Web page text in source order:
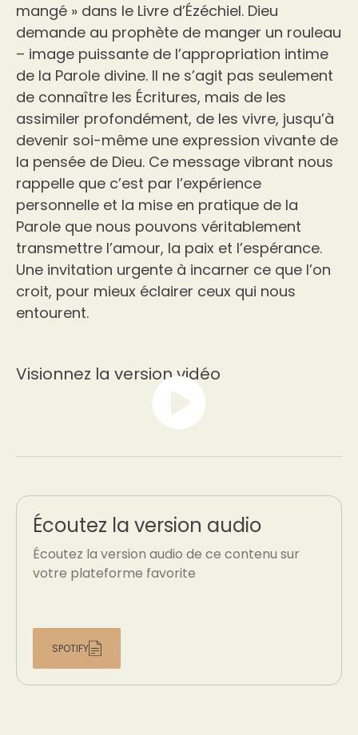
mangé » dans le Livre d’Ézéchiel. Dieu
demande au prophète de manger un rouleau
– image puissante de l’appropriation intime
de la Parole divine. Il ne s’agit pas seulement
de connaître les Écritures, mais de les
assimiler profondément, de les vivre, jusqu’à
devenir soi-même une expression vivante de
la pensée de Dieu. Ce message vibrant nous
rappelle que c’est par l’expérience
personnelle et la mise en pratique de la
Parole que nous pouvons véritablement
transmettre l’amour, la paix et l’espérance.
Une invitation urgente à incarner ce que l’on
croit, pour mieux éclairer ceux qui nous
entourent.
Visionnez la version vidéo
Écoutez la version audio
Écoutez la version audio de ce contenu sur
votre plateforme favorite
SPOTIFY